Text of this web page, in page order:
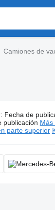
Camiones de
: Fecha de
publicación Más
parte superior